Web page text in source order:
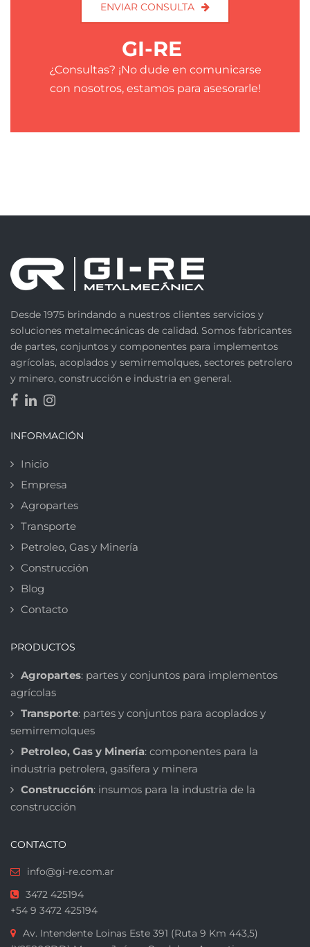
ENVIAR CONSULTA
GI-RE
¿Consultas? ¡No dude en comunicarse
con nosotros, estamos para asesorarle!
Desde 1975 brindando a nuestros clientes servicios y
soluciones metalmecánicas de calidad. Somos fabricantes
de partes, conjuntos y componentes para implementos
agrícolas, acoplados y semirremolques, sectores petrolero
y minero, construcción e industria en general.
INFORMACIÓN
Inicio
Empresa
Agropartes
Transporte
Petroleo, Gas y Minería
Construcción
Blog
Contacto
PRODUCTOS
Agropartes: partes y conjuntos para implementos
agrícolas
Transporte: partes y conjuntos para acoplados y
semirremolques
Petroleo, Gas y Minería: componentes para la
industria petrolera, gasífera y minera
Construcción: insumos para la industria de la
construcción
CONTACTO
info@gi-re.com.ar
3472 425194
+54 9 3472 425194
Av. Intendente Loinas Este 391 (Ruta 9 Km 443,5)